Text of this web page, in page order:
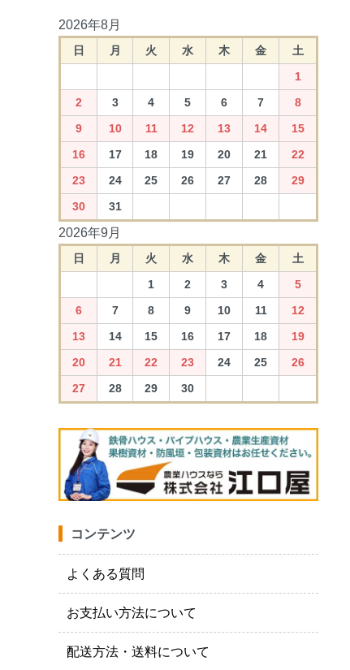
2026年8月
日 月 火 水 木 金
土
1
2
3 4 5 6 7
8
9
10 11 12 13 14
15
16
17 18 19 20 21
22
23
24 25 26 27 28
29
30
31
2026年9月
日 月 火 水 木 金
土
1
2 3 4
5
6
7 8 9 10 11
12
13
14 15 16 17 18
19
20
21 22 23 24 25
26
27
28 29 30
コンテンツ
よくある質問
お支払い方法について
配送方法・送料について